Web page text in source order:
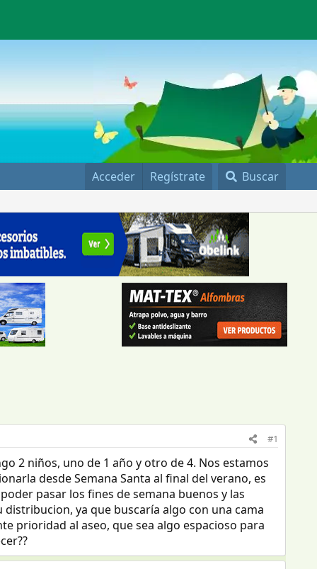
Acceder Regístrate Buscar
#1
2 niños, uno de 1 año y otro de 4. Nos estamos
desde Semana Santa al final del verano, es
pasar los fines de semana buenos y las
ya que buscaría algo con una cama
prioridad al aseo, que sea algo espacioso para